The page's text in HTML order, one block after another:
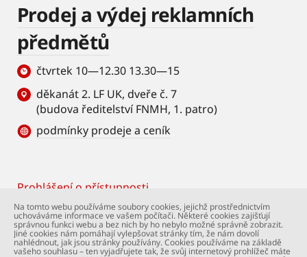
Prodej a výdej reklamních
předmětů
čtvrtek 10—12.30 13.30—15
děkanát 2. LF UK, dveře č. 7
(budova ředitelství FNMH, 1. patro)
podmínky prodeje a ceník
Footer
Prohlášení o přístupnosti
© Univerzita Karlova – 2. lékařská fakulta. Všechna
práva vyhrazena. Foto: 2. LF a Shutterstock.com.
Podpora webu:webmaster@lfmotol.cuni.cz
Na tomto webu používáme soubory cookies, jejichž prostřednictvím
uchováváme informace ve vašem počítači. Některé cookies zajišťují
správnou funkci webu a bez nich by ho nebylo možné správně zobrazit.
Jiné cookies nám pomáhají vylepšovat stránky tím, že nám dovolí
nahlédnout, jak jsou stránky používány. Cookies používáme na základě
vašeho souhlasu – ten vyjadřujete tak, že svůj internetový prohlížeč máte